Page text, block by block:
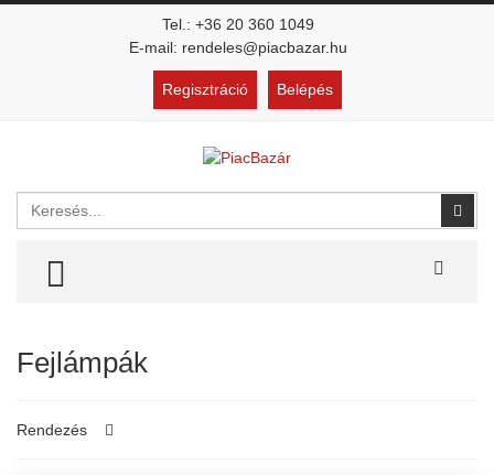
Tel.: +36 20 360 1049
E-mail: rendeles@piacbazar.hu
Regisztráció Belépés
Keresés
TOGGLE MENU
Fejlámpák
Rendezés